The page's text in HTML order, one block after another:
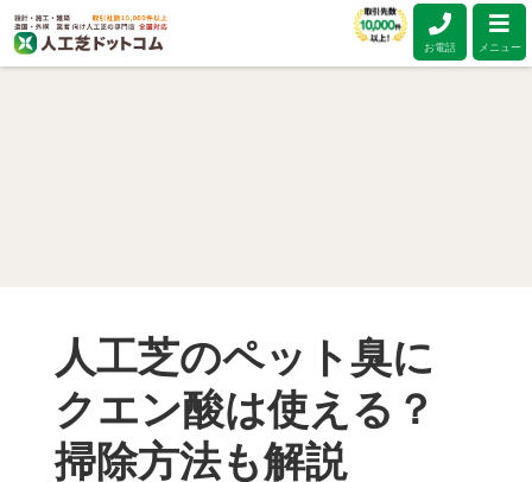
人工芝のペット臭に
クエン酸は使える？
掃除方法も解説
お電話 メニュー